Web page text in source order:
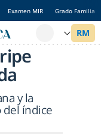
Examen MIR Grado Familia
y la
del índice